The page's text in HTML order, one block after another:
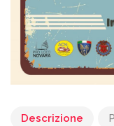
Descrizione